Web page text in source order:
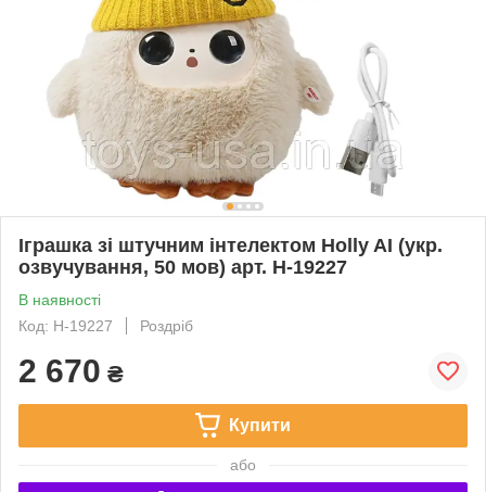
Іграшка зі штучним інтелектом Holly AI (укр.
озвучування, 50 мов) арт. H-19227
В наявності
Код: H-19227
Роздріб
2 670 ₴
Купити
або